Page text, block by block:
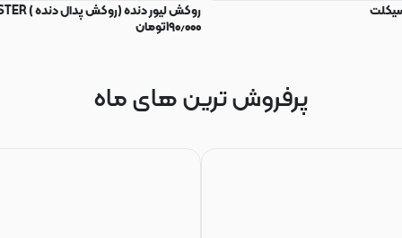
روکش لیور دنده (روکش پدال دنده ) MONSTER
۱۹۰٫۰۰۰تومان
پرفروش ترین های ماه